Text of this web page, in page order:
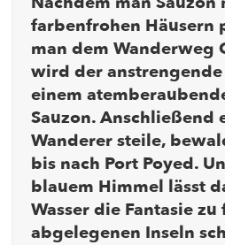
farbenfrohen Häusern
man dem Wanderweg
wird der
einem
Sauzon. Anschließend
Wanderer steile,
bis nach Port Poyed.
blauem Himmel lässt
Wasser die Fantasie zu
abgelegenen Inseln